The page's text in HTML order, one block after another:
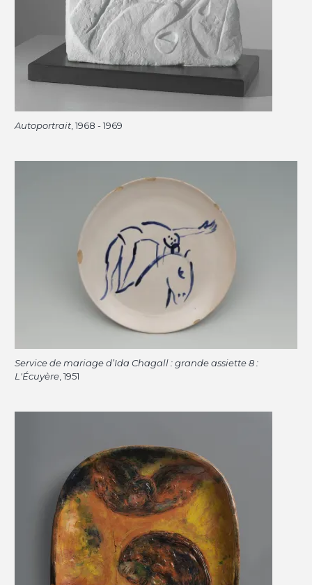
Autoportrait , 1968 - 1969
Service de mariage d’Ida Chagall : grande assiette 8 :
L'Écuyère , 1951